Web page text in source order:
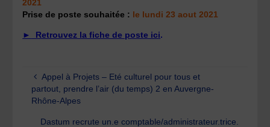
2021
Prise de poste souhaitée : le lundi 23 aout 2021
► Retrouvez la fiche de poste ici.
Appel à Projets – Eté culturel pour tous et
partout, prendre l’air (du temps) 2 en Auvergne-
Rhône-Alpes
Dastum recrute un.e comptable/administrateur.trice.